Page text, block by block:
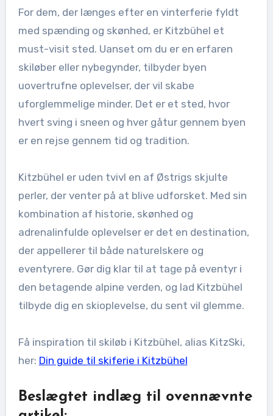
For dem, der længes efter en vinterferie fyldt
med spænding og skønhed, er Kitzbühel et
must-visit sted. Uanset om du er en erfaren
skiløber eller nybegynder, tilbyder byen
uovertrufne oplevelser, der vil skabe
uforglemmelige minder. Det er et sted, hvor
hvert sving i sneen og hver gåtur gennem byen
er en rejse gennem tid og tradition.
Kitzbühel er uden tvivl en af Østrigs skjulte
perler, der venter på at blive udforsket. Med sin
kombination af historie, skønhed og
adrenalinfulde oplevelser er det en destination,
der appellerer til både naturelskere og
eventyrere. Gør dig klar til at tage på eventyr i
den betagende alpine verden, og lad Kitzbühel
tilbyde dig en skioplevelse, du sent vil glemme.
Få inspiration til skiløb i Kitzbühel, alias KitzSki,
her: Din guide til skiferie i Kitzbühel
Beslægtet indlæg til ovennævnte